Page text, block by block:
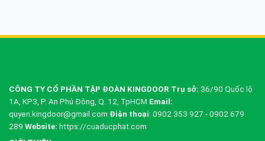
CÔNG TY CỔ PHẦN TẬP ĐOÀN KINGDOOR Trụ sở: 36/90 Quốc lộ
1A, KP3, P. An Phú Đông, Q. 12, TpHCM Email:
quyen.kingdoor@gmail.com Điện thoại: 0902 353 927 - 0902 679
289 Website: https://cuaducphat.com